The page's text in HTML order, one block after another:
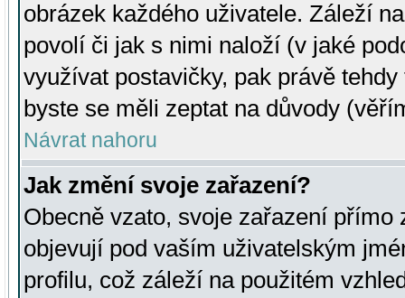
obrázek každého uživatele. Záleží
povolí či jak s nimi naloží (v jaké
využívat postavičky, pak právě
byste se měli zeptat na důvody
Návrat nahoru
Jak změní svoje zařazení?
Obecně vzato, svoje zařazení přímo
objevují pod vaším uživatelským
profilu, což záleží na použitém